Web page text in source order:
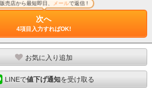
次へ
4項目入力すればOK!
販売店から最短即日、 メールで返信 !
お気に入り追加
LINEで値下げ通知を受け取る